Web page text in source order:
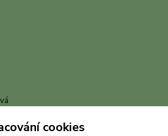
, So 9-12 hod.)
cookies